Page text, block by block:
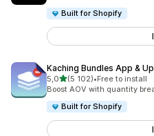
Built for Shopify
Kaching Bundles App &
5,0z 5 hvězd
(5 102)
Celkový počet recenzí: 5102
•Free to install
Boost AOV with quantity
Built for Shopify